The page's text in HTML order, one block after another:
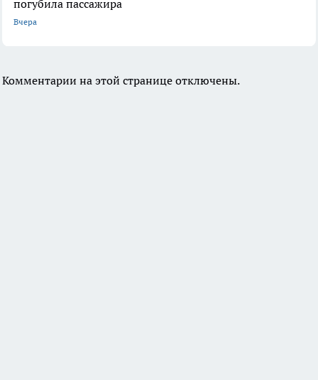
погубила пассажира
Вчера
Комментарии на этой странице отключены.